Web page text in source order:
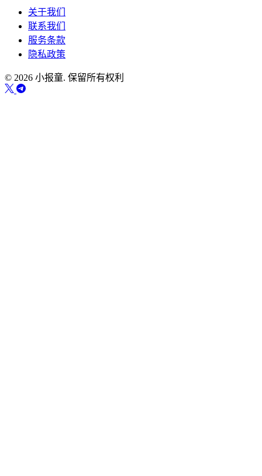
关于我们
联系我们
服务条款
隐私政策
© 2026 小报童. 保留所有权利